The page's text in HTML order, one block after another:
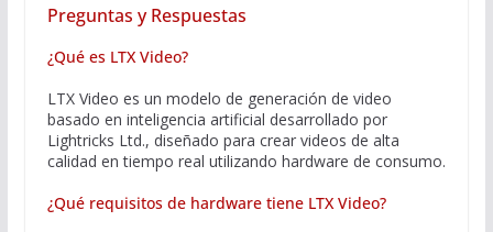
Preguntas y Respuestas
¿Qué es LTX Video?
LTX Video es un modelo de generación de video
basado en inteligencia artificial desarrollado por
Lightricks Ltd., diseñado para crear videos de alta
calidad en tiempo real utilizando hardware de consumo.
¿Qué requisitos de hardware tiene LTX Video?